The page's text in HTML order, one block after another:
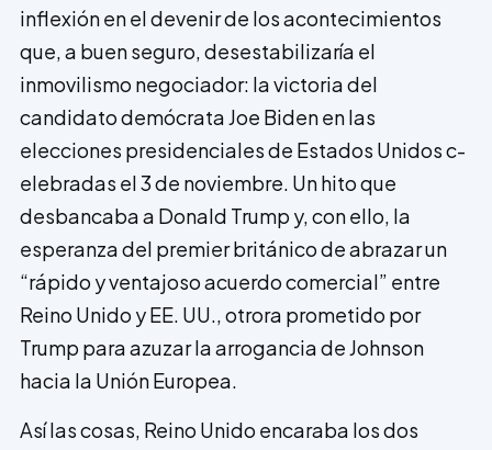
inflexión en el devenir de los acontecimientos
que, a buen seguro, desestabilizaría el
inmovilismo negociador: la victoria del
candidato demócrata Joe Biden en las
elecciones presidenciales de Estados Unidos c­
elebradas el 3 de noviembre. Un hito que
desbancaba a Donald Trump y, con ello, la
esperanza del premier británico de abrazar un
“rápido y ventajoso acuerdo comercial” entre
Reino Unido y EE. UU., otrora prometido por
Trump para azuzar la arrogancia de Johnson
hacia la Unión Europea.
Así las cosas, Reino Unido encaraba los dos